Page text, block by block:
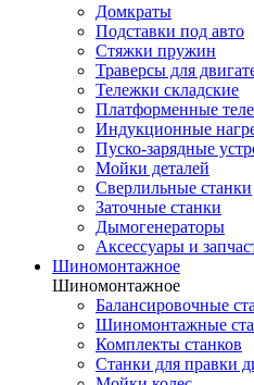
Домкраты
Подставки под авто
Стяжки пружин
Траверсы для
Тележки складские
Платформенные
Индукционные
Пуско-зарядные
Мойки деталей
Сверлильные станки
Заточные станки
Дымогенераторы
Аксессуары и
Шиномонтажное
Шиномонтажное
Балансировочные
Шиномонтажные
Комплекты станков
Станки для правки